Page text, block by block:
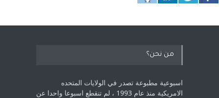
من نحن؟
اسبوعية مطبوعة تصدر في الولايات المتحده
الامريكية منذ عام 1993 ، لم ‏تنقطع اسبوعا واحدا عن